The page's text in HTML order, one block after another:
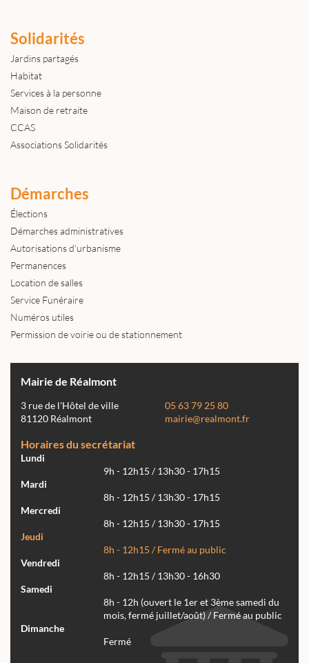
Solidarités
Jardins partagés
Habitat
Services à la personne
Maison de retraite
CCAS
Associations Solidarités
Démarches
Élections
Démarches administratives
Autorisations d'urbanisme
Permanences
Location de salles
Service Funéraire
Numéros utiles
Permission de voirie ou de stationnement
Mairie de Réalmont
3 rue de l'Hôtel de ville
81120 Réalmont
05 63 79 25 80
mairie@realmont.fr
Horaires du secrétariat
Lundi
9h - 12h15 / 13h30 - 17h15
Mardi
8h - 12h15 / 13h30 - 17h15
Mercredi
8h - 12h15 / 13h30 - 17h15
Jeudi
8h - 12h15 / Fermé au public
Vendredi
8h - 12h15 / 13h30 - 16h30
Samedi
8h - 12h (ouvert le 1er et 3ème samedi du
mois, fermé juillet/août) / Fermé au public
Dimanche
Fermé